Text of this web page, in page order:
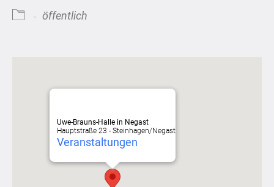
öffentlich
Uwe-Brauns-Halle in Negast
Hauptstraße 23 - Steinhagen/Negast
Veranstaltungen